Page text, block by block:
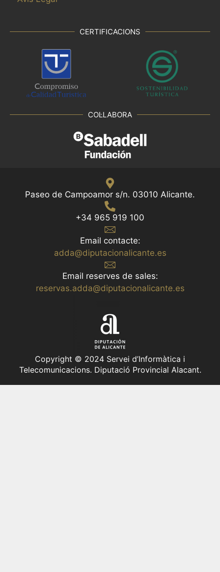
CERTIFICACIONS
COL·LABORA
Paseo de Campoamor s/n. 03010 Alicante.
+34 965 919 100
Email contacte:
adda@diputacionalicante.es
Email reserves de sales:
reservas.adda@diputacionalicante.es
Copyright © 2024 Servei d’Informàtica i
Telecomunicacions. Diputació Provincial Alacant.